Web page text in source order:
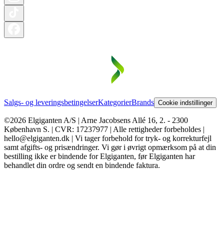
Salgs- og leveringsbetingelserKategorierBrands Cookie indstillinger
©2026 Elgiganten A/S | Arne Jacobsens Allé 16, 2. - 2300
København S. | CVR: 17237977 | Alle rettigheder forbeholdes |
hello@elgiganten.dk | Vi tager forbehold for tryk- og korrekturfejl
samt afgifts- og prisændringer. Vi gør i øvrigt opmærksom på at din
bestilling ikke er bindende for Elgiganten, før Elgiganten har
behandlet din ordre og sendt en bindende faktura.